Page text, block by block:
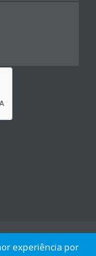
Saudent.
experiência por